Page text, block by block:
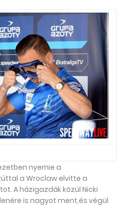
nyernie a
a Wroclaw elvitte a
A házigazdák közül Nicki
is nagyot ment,és végül